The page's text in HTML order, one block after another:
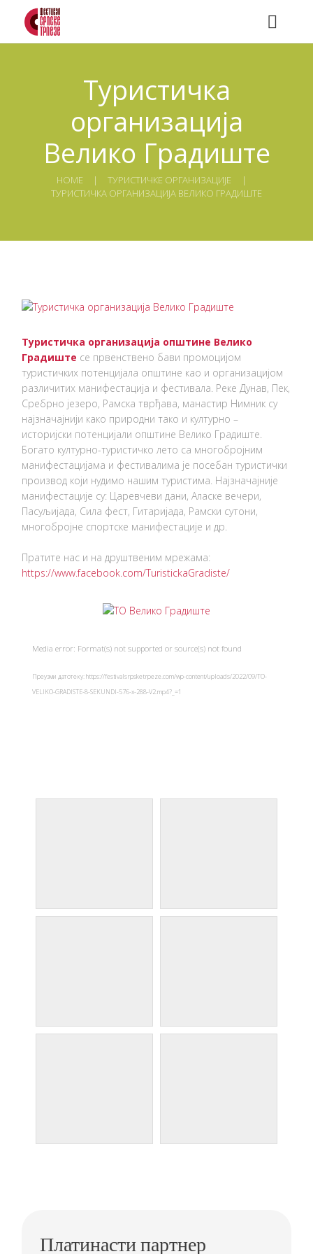
Туристичка
организација
Велико Градиште
HOME
ТУРИСТИЧКЕ ОРГАНИЗАЦИЈЕ
ТУРИСТИЧКА ОРГАНИЗАЦИЈА ВЕЛИКО ГРАДИШТЕ
Туристичка организација општине Велико
Градиште се првенствено бави промоцијом
туристичких потенцијала општине као и организацијом
различитих манифестација и фестивала. Реке Дунав, Пек,
Сребрно језеро, Рамска тврђава, манастир Нимник су
најзначајнији како природни тако и културно –
историјски потенцијали општине Велико Градиште.
Богато културно-туристичко лето са многобројним
манифестацијама и фестивалима је посебан туристички
производ који нудимо нашим туристима. Најзначајније
манифестације су: Царевчеви дани, Аласке вечери,
Пасуљијада, Сила фест, Гитаријада, Рамски сутони,
многобројне спортске манифестације и др.
Пратите нас и на друштвеним мрежама:
https://www.facebook.com/TuristickaGradiste/
Media error: Format(s) not supported or source(s) not found
Преузми датотеку: https://festivalsrpsketrpeze.com/wp-content/uploads/2022/09/TO-
VELIKO-GRADISTE-8-SEKUNDI-576-x-288-V2.mp4?_=1
Платинасти партнер